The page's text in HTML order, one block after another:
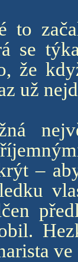
to
se
že
už
–